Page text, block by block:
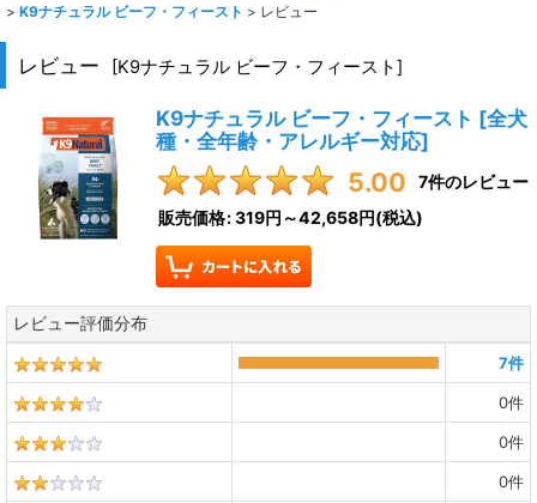
> K9ナチュラル ビーフ・フィースト > レビュー
レビュー [K9ナチュラル ビーフ・フィースト]
K9ナチュラル ビーフ・フィースト [全犬
種・全年齢・アレルギー対応]
5.00 7件のレビュー
販売価格:319円～42,658円(税込)
レビュー評価分布
7件
0件
0件
0件